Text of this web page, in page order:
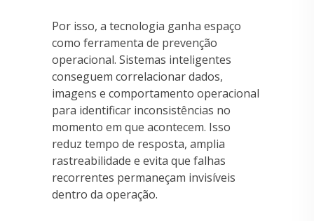
Por isso, a tecnologia ganha espaço
como ferramenta de prevenção
operacional. Sistemas inteligentes
conseguem correlacionar dados,
imagens e comportamento operacional
para identificar inconsistências no
momento em que acontecem. Isso
reduz tempo de resposta, amplia
rastreabilidade e evita que falhas
recorrentes permaneçam invisíveis
dentro da operação.